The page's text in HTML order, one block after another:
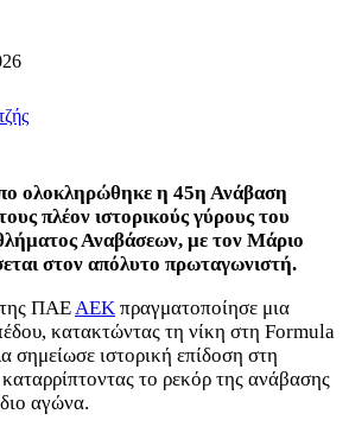
ολοκληρώθηκε η 45η Ανάβαση
πλέον ιστορικούς γύρους του
Αναβάσεων, με τον Μάριο
στον απόλυτο πρωταγωνιστή.
της ΠΑΕΑΕΚ πραγματοποίησε μια
κατακτώντας τη νίκη στη Formula
σημείωσε ιστορική επίδοση στη
το ρεκόρ της ανάβασης
αγώνα.